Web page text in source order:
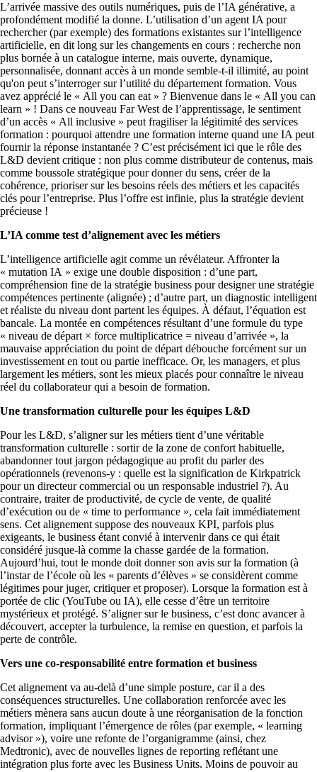
L’arrivée massive des outils numériques, puis de l’IA générative, a
profondément modifié la donne. L’utilisation d’un agent IA pour
rechercher (par exemple) des formations existantes sur l’intelligence
artificielle, en dit long sur les changements en cours : recherche non
plus bornée à un catalogue interne, mais ouverte, dynamique,
personnalisée, donnant accès à un monde semble-t-il illimité, au point
qu'on peut s’interroger sur l’utilité du département formation. Vous
avez apprécié le « All you can eat » ? Bienvenue dans le « All you can
learn » ! Dans ce nouveau Far West de l’apprentissage, le sentiment
d’un accès « All inclusive » peut fragiliser la légitimité des services
formation : pourquoi attendre une formation interne quand une IA peut
fournir la réponse instantanée ? C’est précisément ici que le rôle des
L&D devient critique : non plus comme distributeur de contenus, mais
comme boussole stratégique pour donner du sens, créer de la
cohérence, prioriser sur les besoins réels des métiers et les capacités
clés pour l’entreprise. Plus l’offre est infinie, plus la stratégie devient
précieuse !
L’IA comme test d’alignement avec les métiers
L’intelligence artificielle agit comme un révélateur. Affronter la
« mutation IA » exige une double disposition : d’une part,
compréhension fine de la stratégie business pour designer une stratégie
compétences pertinente (alignée) ; d’autre part, un diagnostic intelligent
et réaliste du niveau dont partent les équipes. À défaut, l’équation est
bancale. La montée en compétences résultant d’une formule du type
« niveau de départ × force multiplicatrice = niveau d’arrivée », la
mauvaise appréciation du point de départ débouche forcément sur un
investissement en tout ou partie inefficace. Or, les managers, et plus
largement les métiers, sont les mieux placés pour connaître le niveau
réel du collaborateur qui a besoin de formation.
Une transformation culturelle pour les équipes L&D
Pour les L&D, s’aligner sur les métiers tient d’une véritable
transformation culturelle : sortir de la zone de confort habituelle,
abandonner tout jargon pédagogique au profit du parler des
opérationnels (revenons-y : quelle est la signification de Kirkpatrick
pour un directeur commercial ou un responsable industriel ?). Au
contraire, traiter de productivité, de cycle de vente, de qualité
d’exécution ou de « time to performance », cela fait immédiatement
sens. Cet alignement suppose des nouveaux KPI, parfois plus
exigeants, le business étant convié à intervenir dans ce qui était
considéré jusque-là comme la chasse gardée de la formation.
Aujourd’hui, tout le monde doit donner son avis sur la formation (à
l’instar de l’école où les « parents d’élèves » se considèrent comme
légitimes pour juger, critiquer et proposer). Lorsque la formation est à
portée de clic (YouTube ou IA), elle cesse d’être un territoire
mystérieux et protégé. S’aligner sur le business, c’est donc avancer à
découvert, accepter la turbulence, la remise en question, et parfois la
perte de contrôle.
Vers une co-responsabilité entre formation et business
Cet alignement va au-delà d’une simple posture, car il a des
conséquences structurelles. Une collaboration renforcée avec les
métiers mènera sans aucun doute à une réorganisation de la fonction
formation, impliquant l’émergence de rôles (par exemple, « learning
advisor »), voire une refonte de l’organigramme (ainsi, chez
Medtronic), avec de nouvelles lignes de reporting reflétant une
intégration plus forte avec les Business Units. Moins de pouvoir au